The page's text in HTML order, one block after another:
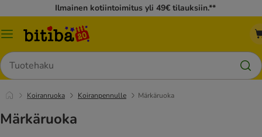
Ilmainen kotiintoimitus yli 49€ tilauksiin.**
Katalogivalikko
Hae
Koiranruoka Koiranpennulle Märkäruoka
Märkäruoka